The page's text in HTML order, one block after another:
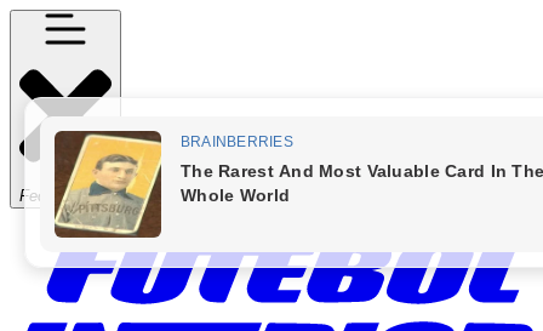
Fechar Menu